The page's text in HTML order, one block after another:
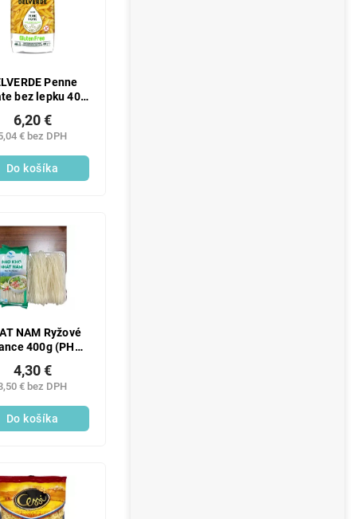
Penne
bez lepku 400
€ bez DPH
6,20 €
Do košíka
NAM Ryžové
400g (PHO
€ bez DPH
4,30 €
Do košíka